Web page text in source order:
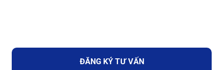
ĐĂNG KÝ TƯ VẤN